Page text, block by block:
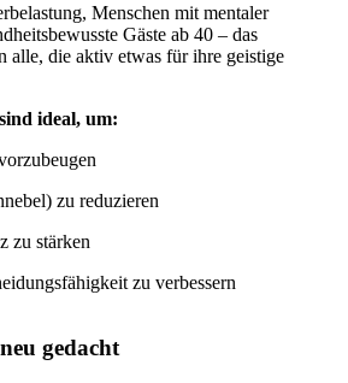
Menschen mit mentaler
Gäste ab 40 – das
alle, die aktiv etwas für ihre geistige
ideal, um:
zu reduzieren
zu stärken
zu verbessern
gedacht